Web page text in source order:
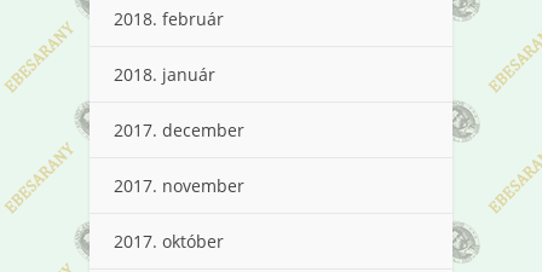
2018. február
2018. január
2017. december
2017. november
2017. október